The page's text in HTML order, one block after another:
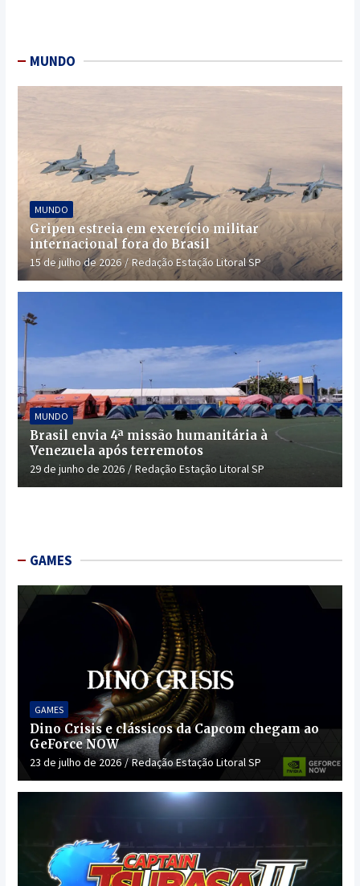
MUNDO
MUNDO
Gripen estreia em exercício militar
internacional fora do Brasil
15 de julho de 2026 Redação Estação Litoral SP
MUNDO
Brasil envia 4ª missão humanitária à
Venezuela após terremotos
29 de junho de 2026 Redação Estação Litoral SP
GAMES
GAMES
Dino Crisis e clássicos da Capcom chegam ao
GeForce NOW
23 de julho de 2026 Redação Estação Litoral SP